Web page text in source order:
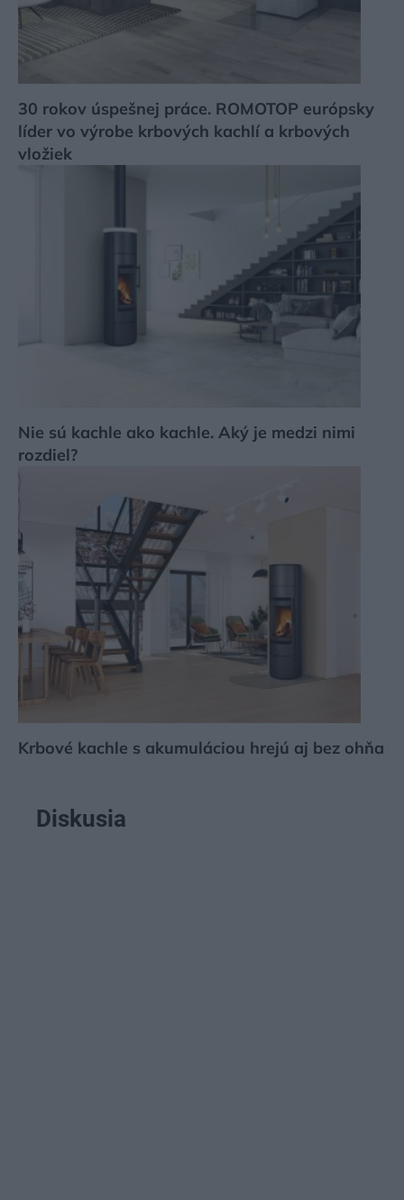
30 rokov úspešnej práce. ROMOTOP európsky
líder vo výrobe krbových kachlí a krbových
vložiek
Nie sú kachle ako kachle. Aký je medzi nimi
rozdiel?
Krbové kachle s akumuláciou hrejú aj bez ohňa
Diskusia